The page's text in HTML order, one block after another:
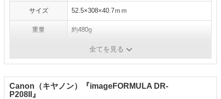
サイズ 52.5×308×40.7ｍｍ
重量 約480g
全てを見る
Canon（キヤノン）『imageFORMULA DR-
P208II』